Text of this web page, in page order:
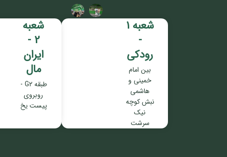
شعبه 1
-
رودکی
بین امام
خمینی و
هاشمی
نبش کوچه
نیک
سرشت
شعبه
2 -
ایران
مال
طبقه G2 -
روبروی
پیست یخ